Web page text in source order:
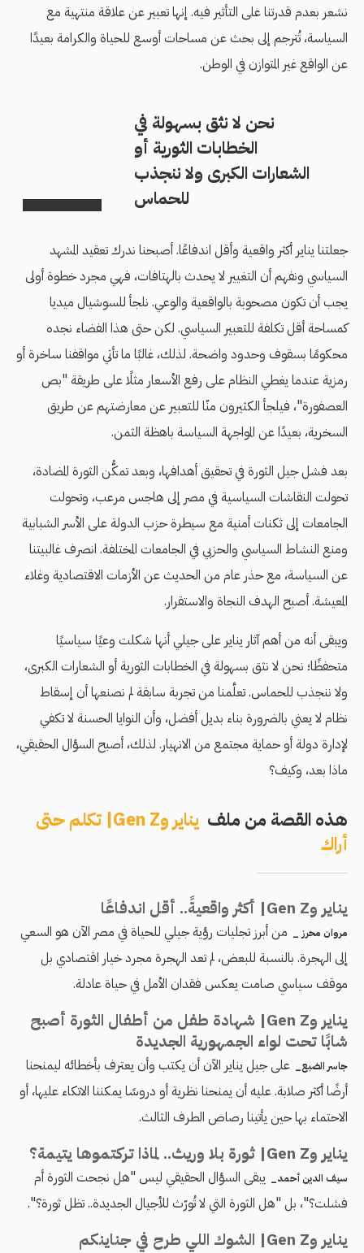
نشعر بعدم قدرتنا على التأثير فيه. إنها تعبير عن علاقة منتهية مع
السياسة، تُترجم إلى بحث عن مساحات أوسع للحياة والكرامة بعيدًا
عن الواقع غير المتوازن في الوطن.
نحن لا نثق بسهولة في
الخطابات الثورية أو
الشعارات الكبرى ولا ننجذب
للحماس
جعلتنا يناير أكثر واقعية وأقل اندفاعًا. أصبحنا ندرك تعقيد المشهد
السياسي ونفهم أن التغيير لا يحدث بالهتافات، فهي مجرد خطوة أولى
يجب أن تكون مصحوبة بالواقعية والوعي. نلجأ للسوشيال ميديا
كمساحة أقل تكلفة للتعبير السياسي. لكن حتى هذا الفضاء نجده
محكومًا بسقوف وحدود واضحة. لذلك، غالبًا ما تأتي مواقفنا ساخرة أو
رمزية عندما يغطي النظام على رفع الأسعار مثلًا على طريقة "بص
العصفورة"، فيلجأ الكثيرون منّا للتعبير عن معارضتهم عن طريق
السخرية، بعيدًا عن المواجهة السياسة باهظة الثمن.
بعد فشل جيل الثورة في تحقيق أهدافها، وبعد تمكُّن الثورة المضادة،
تحولت النقاشات السياسية في مصر إلى هاجس مرعب، وتحولت
الجامعات إلى ثكنات أمنية مع سيطرة حزب الدولة على الأسر الشبابية
ومنع النشاط السياسي والحزبي في الجامعات المختلفة. انصرف غالبيتنا
عن السياسة، مع حذر عام من الحديث عن الأزمات الاقتصادية وغلاء
المعيشة. أصبح الهدف النجاة والاستقرار.
ويبقى أنه من أهم آثار يناير على جيلي أنها شكلت وعيًا سياسيًا
متحفظًا؛ نحن لا نثق بسهولة في الخطابات الثورية أو الشعارات الكبرى،
ولا ننجذب للحماس. تعلَّمنا من تجربة سابقة لم نصنعها أن إسقاط
نظام لا يعني بالضرورة بناء بديل أفضل، وأن النوايا الحسنة لا تكفي
لإدارة دولة أو حماية مجتمع من الانهيار. لذلك، أصبح السؤال الحقيقي،
ماذا بعد، وكيف؟
هذه القصة من ملف
يناير وGen Z| تكلم حتى
أراك
يناير وGen Z| أكثر واقعيةً.. أقل اندفاعًا
مروان محرز _ من أبرز تجليات رؤية جيلي للحياة في مصر الآن هو السعي
إلى الهجرة. بالنسبة للبعض، لم تعد الهجرة مجرد خيار اقتصادي بل
موقف سياسي صامت يعكس فقدان الأمل في حياة عادلة.
يناير وGen Z| شهادة طفل من أطفال الثورة أصبح
شابًا تحت لواء الجمهورية الجديدة
جاسر الضبع_ على جيل يناير الآن أن يكتب وأن يعترف بأخطائه ليمنحنا
أرضًا أكثر صلابة. عليه أن يمنحنا نظرية أو دروسًا يمكننا الاتكاء عليها، أو
الاحتماء بها حين يأتينا رصاص الطرف الثالث.
يناير وGen Z| ثورة بلا وريث.. لماذا تركتموها يتيمة؟
سيف الدين أحمد_ يبقى السؤال الحقيقي ليس "هل نجحت الثورة أم
فشلت؟"، بل "هل الثورة التي لا تُورّث للأجيال الجديدة.. تظل ثورة؟".
يناير وGen Z| الشوك اللي طرح في جناينكم